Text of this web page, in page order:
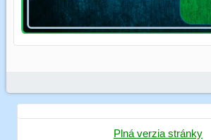
Plná verzia stránky